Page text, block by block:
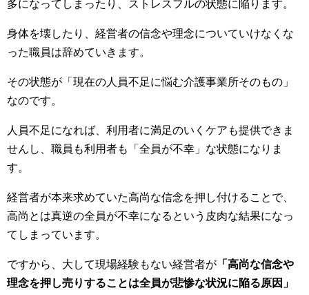
多になってしまったり、ストレスフルの状態に陥ります。
身体を壊したり、経営者の信念や理念についていけなくな
った職員は辞めていきます。
その状態が「現在の人員不足に悩む介護事業所そのもの」
なのです。
人員不足になれば、利用者に満足のいくケアも提供できま
せんし、職員も利用者も「全員が不幸」な状態になりま
す。
経営者が本来求めていた高尚な信念を押し付けることで、
高尚とは真逆の全員が不幸になるという皮肉な結果になっ
てしまっています。
ですから、大して現場経験もない経営者が 「高尚な信念や
理念を押し売りすることは全員が悲惨な状況に陥る原因」